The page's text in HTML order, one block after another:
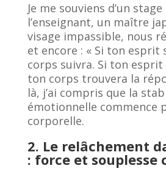
Je me souviens d’un stage
l’enseignant, un maître
visage impassible, nous
et encore : « Si ton esprit
corps suivra. Si ton esprit
ton corps trouvera la
là, j’ai compris que la
émotionnelle commence
corporelle.
2. Le relâchement
: force et souplesse